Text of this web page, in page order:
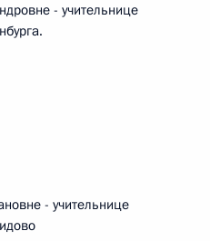
- учительнице
- учительнице